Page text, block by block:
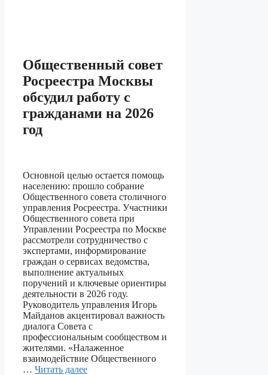
Общественный совет
Росреестра Москвы
обсудил работу с
гражданами на 2026
год
Основной целью остается помощь
населению: прошло собрание
Общественного совета столичного
управления Росреестра. Участники
Общественного совета при
Управлении Росреестра по Москве
рассмотрели сотрудничество с
экспертами, информирование
граждан о сервисах ведомства,
выполнение актуальных
поручений и ключевые ориентиры
деятельности в 2026 году.
Руководитель управления Игорь
Майданов акцентировал важность
диалога Совета с
профессиональным сообществом и
жителями. «Налаженное
взаимодействие Общественного
… Читать далее